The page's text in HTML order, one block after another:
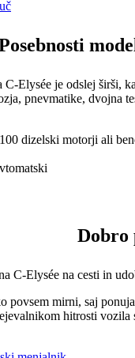
C-Elysée je odslej širši,
pnevmatike, dvojna
dizelski motorji ali
Dobro
C-Elysée na cesti in
povsem mirni, saj
hitrosti vozila